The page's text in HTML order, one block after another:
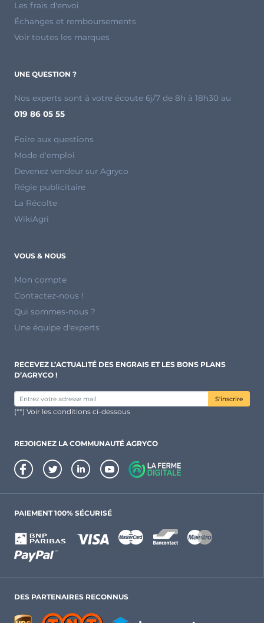
Les frais d'envoi
Échanges et remboursements
Voir toutes les marques
UNE QUESTION ?
Nos experts sont à votre écoute 6j/7 de 8h à 18h30 au
019 86 05 55
Foire aux questions
Mode d'emploi
Devenez vendeur sur Agryco
Régie publicitaire
La Récolte
WikiAgri
VOUS & NOUS
Mon compte
Contactez-nous !
Qui sommes-nous ?
Une équipe d'experts
RECEVEZ L’ACTUALITÉ DES ENGRAIS ET LES BONS PLANS
D’AGRYCO !
S'inscrire
(**) Voir les conditions ci-dessous
REJOIGNEZ LA COMMUNAUTÉ AGRYCO
PAIEMENT 100% SÉCURISÉ
DES PARTENAIRES RECONNUS